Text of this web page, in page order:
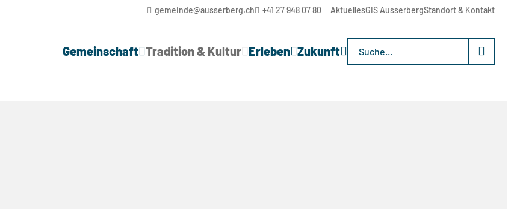
gemeinde@ausserberg.ch +41 27 948 07 80 AktuellesGIS AusserbergStandort & Kontakt
Gemeinschaft Tradition & Kultur Erleben Zukunft